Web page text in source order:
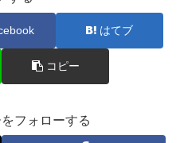
はてブ
コピー
フォローする